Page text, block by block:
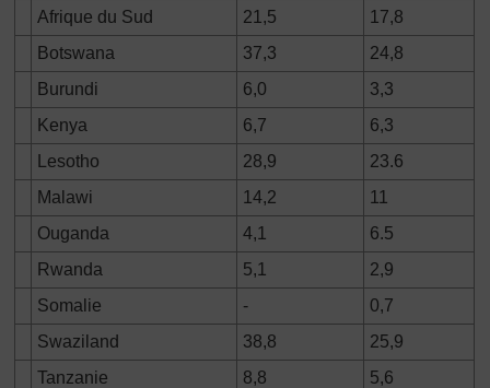
Afrique du Sud 21,5
17,8
Botswana
37,3
24,8
Burundi
6,0
3,3
Kenya
6,7
6,3
Lesotho
28,9
23.6
Malawi
14,2
11
Ouganda
4,1
6.5
Rwanda
5,1
2,9
Somalie
-
0,7
Swaziland
38,8
25,9
Tanzanie
8,8
5,6